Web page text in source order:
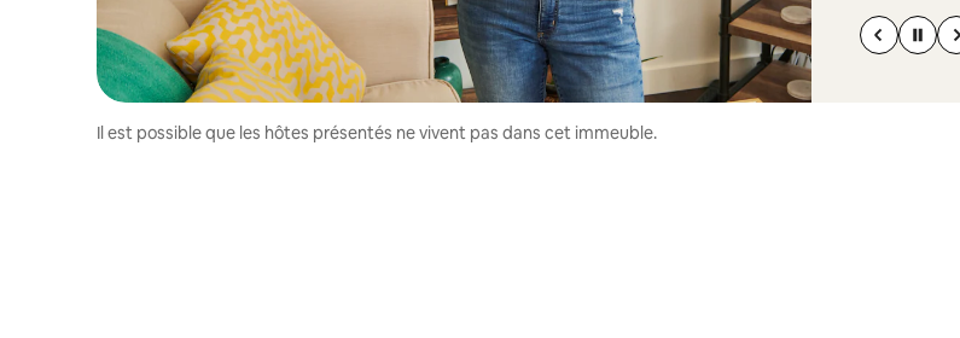
Il est possible que les hôtes présentés ne vivent pas dans cet immeuble.